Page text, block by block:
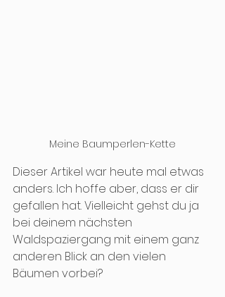
Meine Baumperlen-Kette
Dieser Artikel war heute mal etwas
anders. Ich hoffe aber, dass er dir
gefallen hat. Vielleicht gehst du ja
bei deinem nächsten
Waldspaziergang mit einem ganz
anderen Blick an den vielen
Bäumen vorbei?